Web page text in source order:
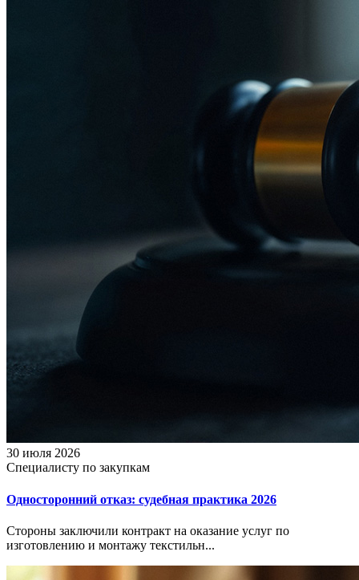
30 июля 2026
Специалисту по закупкам
Односторонний отказ: судебная практика 2026
Стороны заключили контракт на оказание услуг по
изготовлению и монтажу текстильн...